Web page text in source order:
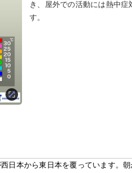
き、屋外での活動には熱中
す。
日本から東日本を覆っています。